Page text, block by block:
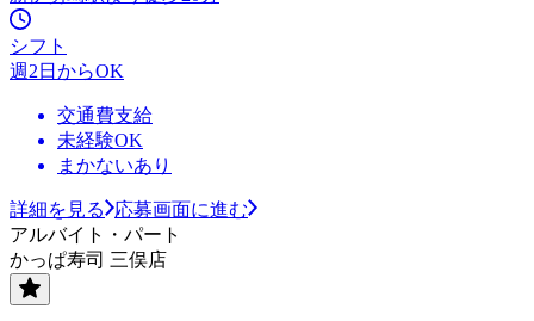
シフト
週2日からOK
交通費支給
未経験OK
まかないあり
詳細を見る
応募画面に進む
アルバイト・パート
かっぱ寿司 三俣店